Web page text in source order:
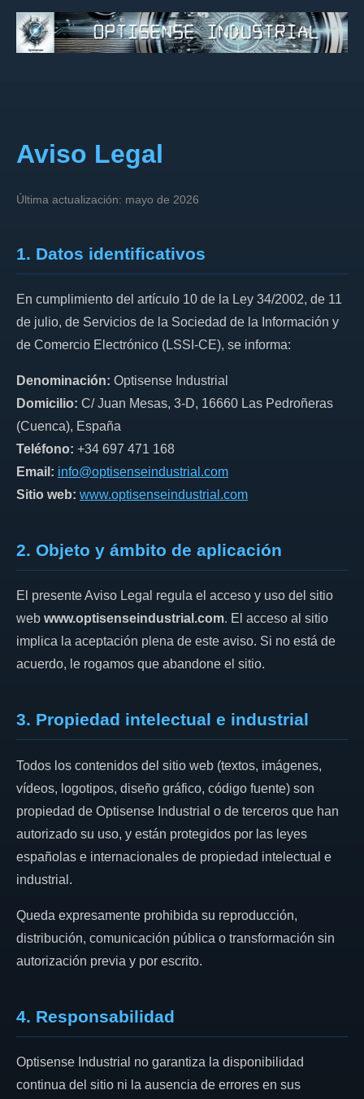
Aviso Legal
Última actualización: mayo de 2026
1. Datos identificativos
En cumplimiento del artículo 10 de la Ley 34/2002, de 11
de julio, de Servicios de la Sociedad de la Información y
de Comercio Electrónico (LSSI-CE), se informa:
Denominación: Optisense Industrial
Domicilio: C/ Juan Mesas, 3-D, 16660 Las Pedroñeras
(Cuenca), España
Teléfono: +34 697 471 168
Email: info@optisenseindustrial.com
Sitio web: www.optisenseindustrial.com
2. Objeto y ámbito de aplicación
El presente Aviso Legal regula el acceso y uso del sitio
web www.optisenseindustrial.com. El acceso al sitio
implica la aceptación plena de este aviso. Si no está de
acuerdo, le rogamos que abandone el sitio.
3. Propiedad intelectual e industrial
Todos los contenidos del sitio web (textos, imágenes,
vídeos, logotipos, diseño gráfico, código fuente) son
propiedad de Optisense Industrial o de terceros que han
autorizado su uso, y están protegidos por las leyes
españolas e internacionales de propiedad intelectual e
industrial.
Queda expresamente prohibida su reproducción,
distribución, comunicación pública o transformación sin
autorización previa y por escrito.
4. Responsabilidad
Optisense Industrial no garantiza la disponibilidad
continua del sitio ni la ausencia de errores en sus